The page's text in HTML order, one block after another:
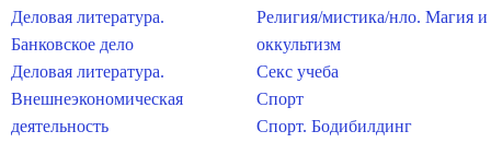
Деловая литература.
Банковское дело
Деловая литература.
Внешнеэкономическая
деятельность
Религия/мистика/нло. Магия и
оккультизм
Секс учеба
Спорт
Спорт. Бодибилдинг